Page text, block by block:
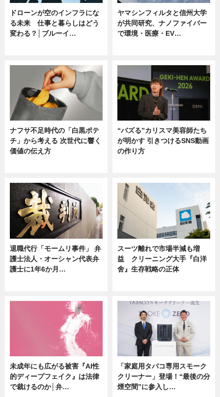
ドローンが空のインフラにな
る未来 仕事と暮らしはどう
変わる？│ブルーイ…
ヤマシンフィルタと信州大学
が共同研究、ナノファイバー
で環境・医療・EV…
ナフサ不足時代の「白黒ポテ
チ」から考える 次世代に響く
価値の伝え方
“バズる”カリスマ美容師たち
が明かす 引きつけるSNS動画
の作り方
退職代行「モームリ事件」 弁
護士法人・オーシャン代表弁
護士に1年6か月…
スーツ離れで市場半減も増
益 クリーニング大手『白洋
舍』生存戦略の正体
未成年にも広がる被害『AI性
的ディープフェイク』は法律
で裁けるのか│弁…
「家庭用タバコ専用スモーク
クリーナー」登場！“最後の分
煙空間”に参入し…